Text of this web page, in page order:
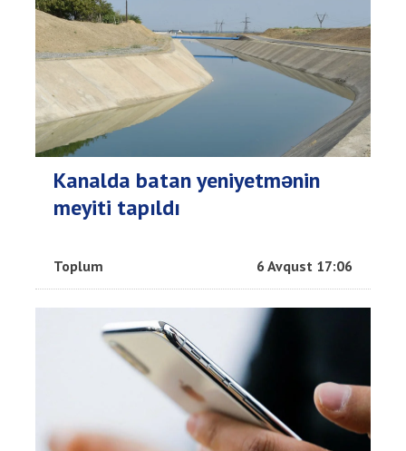
Kanalda batan yeniyetmənin
meyiti tapıldı
Toplum 6 Avqust 17:06